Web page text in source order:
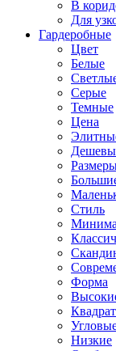
В
Для
Гардеробные
Цвет
Белые
Серые
Темные
Цена
Стиль
Форма
Низкие